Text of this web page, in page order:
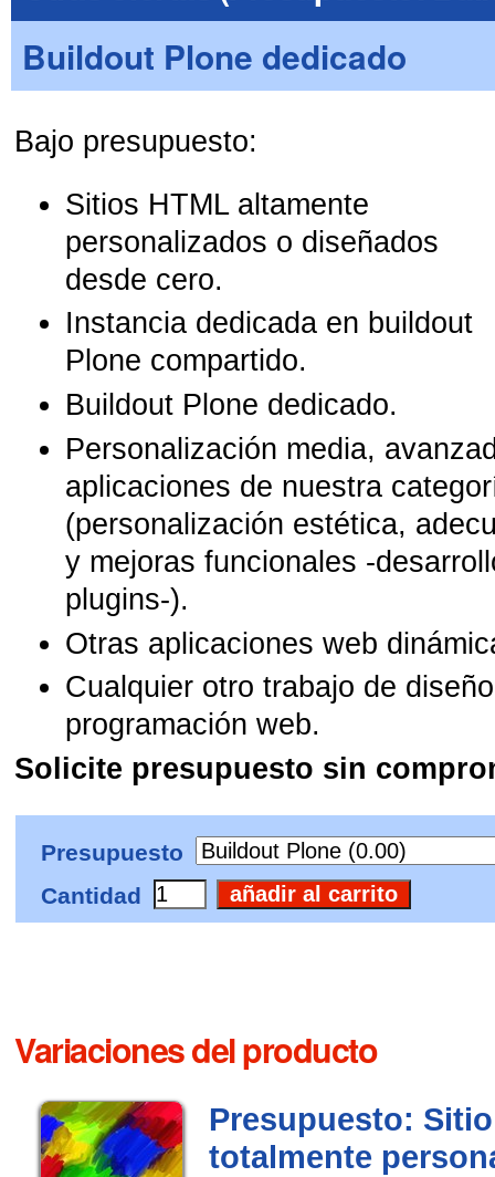
Buildout Plone dedicado
Bajo presupuesto:
Sitios HTML altamente
personalizados o diseñados
desde cero.
Instancia dedicada en buildout
Plone compartido.
Buildout Plone dedicado.
Personalización media,
aplicaciones de nuestra
(personalización estética,
y mejoras funcionales -
plugins-).
Otras aplicaciones web
Cualquier otro trabajo de
programación web.
Solicite presupuesto sin
Presupuesto
Cantidad
Variaciones del producto
Presupuesto:
totalmente